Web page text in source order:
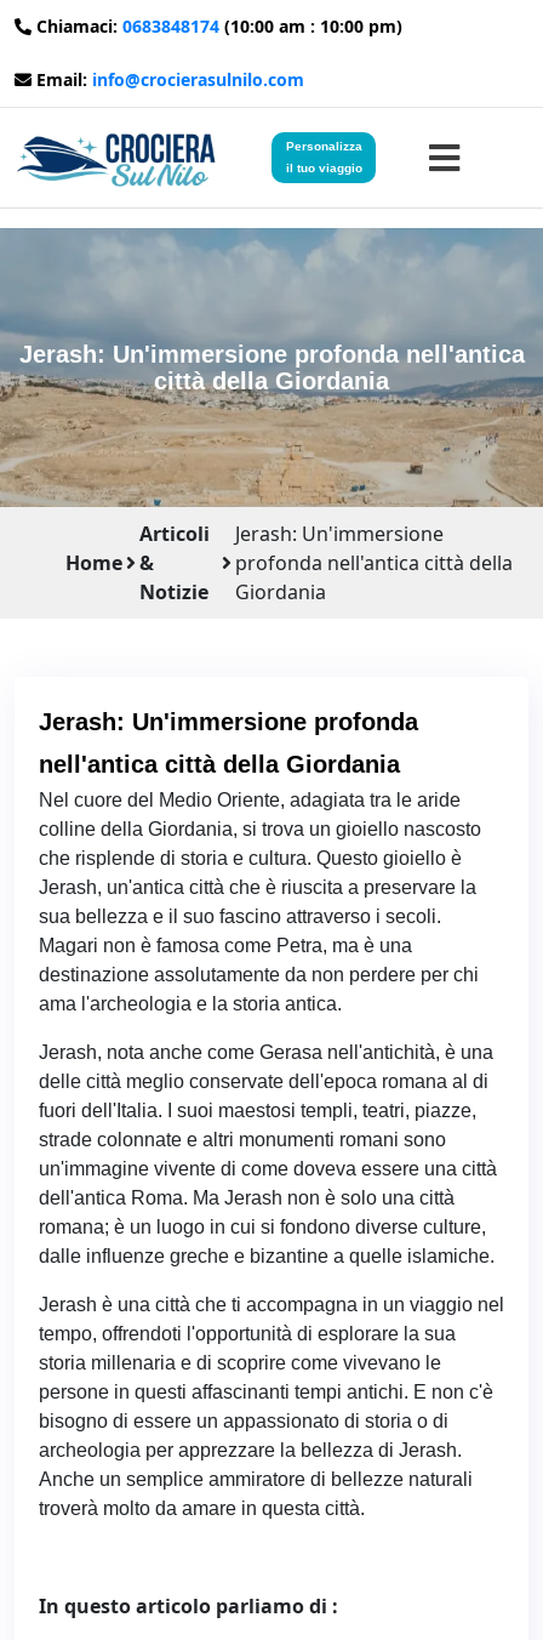
Chiamaci: 0683848174 (10:00 am : 10:00 pm)
Email: info@crocierasulnilo.com
Personalizza
il tuo viaggio
Home
Crociere sul Nilo
Viaggi in Giordania
Jerash: Un'immersione profonda nell'antica
città della Giordania
Home
Articoli
&
Notizie
Jerash: Un'immersione
profonda nell'antica città della
Giordania
Jerash: Un'immersione profonda
nell'antica città della Giordania
Nel cuore del Medio Oriente, adagiata tra le aride
colline della Giordania, si trova un gioiello nascosto
che risplende di storia e cultura. Questo gioiello è
Jerash, un'antica città che è riuscita a preservare la
sua bellezza e il suo fascino attraverso i secoli.
Magari non è famosa come Petra, ma è una
destinazione assolutamente da non perdere per chi
ama l'archeologia e la storia antica.
Jerash, nota anche come Gerasa nell'antichità, è una
delle città meglio conservate dell'epoca romana al di
fuori dell'Italia. I suoi maestosi templi, teatri, piazze,
strade colonnate e altri monumenti romani sono
un'immagine vivente di come doveva essere una città
dell'antica Roma. Ma Jerash non è solo una città
romana; è un luogo in cui si fondono diverse culture,
dalle influenze greche e bizantine a quelle islamiche.
Jerash è una città che ti accompagna in un viaggio nel
tempo, offrendoti l'opportunità di esplorare la sua
storia millenaria e di scoprire come vivevano le
persone in questi affascinanti tempi antichi. E non c'è
bisogno di essere un appassionato di storia o di
archeologia per apprezzare la bellezza di Jerash.
Anche un semplice ammiratore di bellezze naturali
troverà molto da amare in questa città.
In questo articolo parliamo di :